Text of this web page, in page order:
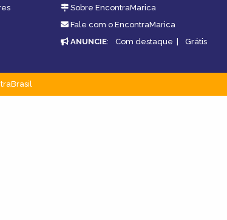
Sobre EncontraMarica
Fale com o EncontraMarica
ANUNCIE: Com destaque | Grátis